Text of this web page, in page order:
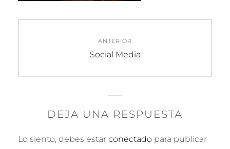
entradas
ANTERIOR
Entrada
Social Media
DEJA UNA RESPUESTA
Lo siento, debes estar conectado para publicar